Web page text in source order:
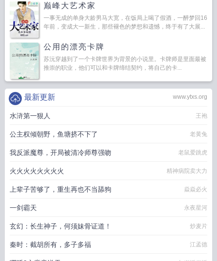
巅峰大艺术家
一事无成的单身大龄男马大宽，在饭局上喝了假酒，一醉梦回16
年前，变成大一新生，那些褪色的梦想和遗憾，终于有了大展...
公用的漂亮卡牌
苏沅穿越到了一个卡牌世界为背景的小说里。卡牌师是里面最被
推崇的职业，他们可以和卡牌缔结契约，将自己的卡...
www.ytxs.org
最新更新
水浒第一狠人 王袍
公主权倾朝野，鱼塘挤不下了 老黄兔
我反派魔尊，开局被清冷师尊强吻 老鼠爱跳虎
火火火火火火火火 精神病院卖大力
上辈子苦够了，重生再也不当舔狗 焱焱必火
一剑霸天 永夜星河
玄幻：长生神子，何须妹骨证道！ 炒麦片
秦时：截胡所有，多子多福 江孟德